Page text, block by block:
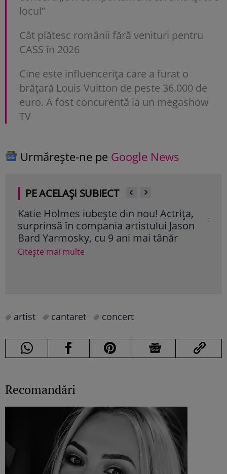
locul”
Cât plătesc românii fără venituri pentru
CASS în 2026
Cine este influencerița care a furat o
brățară Louis Vuitton de peste 36.000 de
euro. A fost concurentă la un megashow
TV
Urmărește-ne pe Google News
PE ACELAȘI SUBIECT
Katie Holmes iubește din nou! Actrița,
surprinsă în compania artistului Jason
Bard Yarmosky, cu 9 ani mai tânăr
Citește mai multe
artist cantaret concert
Recomandări